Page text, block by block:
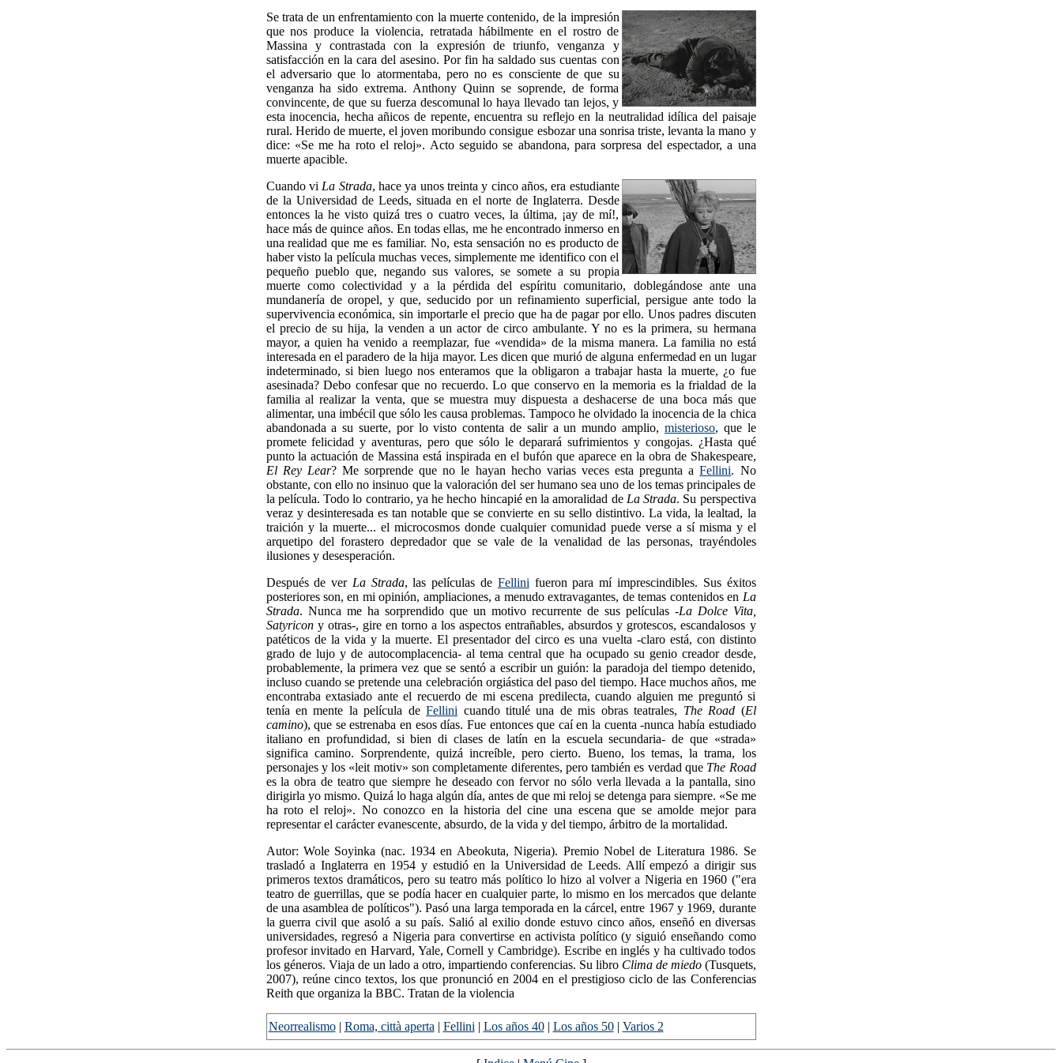
Se trata de un enfrentamiento con la muerte contenido, de la impresión
que nos produce la violencia, retratada hábilmente en el rostro de
Massina y contrastada con la expresión de triunfo, venganza y
satisfacción en la cara del asesino. Por fin ha saldado sus cuentas con
el adversario que lo atormentaba, pero no es consciente de que su
venganza ha sido extrema. Anthony Quinn se soprende, de forma
convincente, de que su fuerza descomunal lo haya llevado tan lejos, y
esta inocencia, hecha añicos de repente, encuentra su reflejo en la neutralidad idílica del paisaje
rural. Herido de muerte, el joven moribundo consigue esbozar una sonrisa triste, levanta la mano y
dice: «Se me ha roto el reloj». Acto seguido se abandona, para sorpresa del espectador, a una
muerte apacible.
Cuando vi La Strada, hace ya unos treinta y cinco años, era estudiante
de la Universidad de Leeds, situada en el norte de Inglaterra. Desde
entonces la he visto quizá tres o cuatro veces, la última, ¡ay de mí!,
hace más de quince años. En todas ellas, me he encontrado inmerso en
una realidad que me es familiar. No, esta sensación no es producto de
haber visto la película muchas veces, simplemente me identifico con el
pequeño pueblo que, negando sus valores, se somete a su propia
muerte como colectividad y a la pérdida del espíritu comunitario, doblegándose ante una
mundanería de oropel, y que, seducido por un refinamiento superficial, persigue ante todo la
supervivencia económica, sin importarle el precio que ha de pagar por ello. Unos padres discuten
el precio de su hija, la venden a un actor de circo ambulante. Y no es la primera, su hermana
mayor, a quien ha venido a reemplazar, fue «vendida» de la misma manera. La familia no está
interesada en el paradero de la hija mayor. Les dicen que murió de alguna enfermedad en un lugar
indeterminado, si bien luego nos enteramos que la obligaron a trabajar hasta la muerte, ¿o fue
asesinada? Debo confesar que no recuerdo. Lo que conservo en la memoria es la frialdad de la
familia al realizar la venta, que se muestra muy dispuesta a deshacerse de una boca más que
alimentar, una imbécil que sólo les causa problemas. Tampoco he olvidado la inocencia de la chica
abandonada a su suerte, por lo visto contenta de salir a un mundo amplio, misterioso, que le
promete felicidad y aventuras, pero que sólo le deparará sufrimientos y congojas. ¿Hasta qué
punto la actuación de Massina está inspirada en el bufón que aparece en la obra de Shakespeare,
El Rey Lear? Me sorprende que no le hayan hecho varias veces esta pregunta aFellini. No
obstante, con ello no insinuo que la valoración del ser humano sea uno de los temas principales de
la película. Todo lo contrario, ya he hecho hincapié en la amoralidad de La Strada. Su perspectiva
veraz y desinteresada es tan notable que se convierte en su sello distintivo. La vida, la lealtad, la
traición y la muerte... el microcosmos donde cualquier comunidad puede verse a sí misma y el
arquetipo del forastero depredador que se vale de la venalidad de las personas, trayéndoles
ilusiones y desesperación.
Después de ver La Strada, las películas de Fellini fueron para mí imprescindibles. Sus éxitos
posteriores son, en mi opinión, ampliaciones, a menudo extravagantes, de temas contenidos en La
Strada. Nunca me ha sorprendido que un motivo recurrente de sus películas -La Dolce Vita,
Satyricony otras-, gire en torno a los aspectos entrañables, absurdos y grotescos, escandalosos y
patéticos de la vida y la muerte. El presentador del circo es una vuelta -claro está, con distinto
grado de lujo y de autocomplacencia- al tema central que ha ocupado su genio creador desde,
probablemente, la primera vez que se sentó a escribir un guión: la paradoja del tiempo detenido,
incluso cuando se pretende una celebración orgiástica del paso del tiempo. Hace muchos años, me
encontraba extasiado ante el recuerdo de mi escena predilecta, cuando alguien me preguntó si
tenía en mente la película deFellini cuando titulé una de mis obras teatrales, The Road (El
camino), que se estrenaba en esos días. Fue entonces que caí en la cuenta -nunca había estudiado
italiano en profundidad, si bien di clases de latín en la escuela secundaria- de que «strada»
significa camino. Sorprendente, quizá increíble, pero cierto. Bueno, los temas, la trama, los
personajes y los «leit motiv» son completamente diferentes, pero también es verdad que The Road
es la obra de teatro que siempre he deseado con fervor no sólo verla llevada a la pantalla, sino
dirigirla yo mismo. Quizá lo haga algún día, antes de que mi reloj se detenga para siempre. «Se me
ha roto el reloj». No conozco en la historia del cine una escena que se amolde mejor para
representar el carácter evanescente, absurdo, de la vida y del tiempo, árbitro de la mortalidad.
Autor: Wole Soyinka (nac. 1934 en Abeokuta, Nigeria). Premio Nobel de Literatura 1986. Se
trasladó a Inglaterra en 1954 y estudió en la Universidad de Leeds. Allí empezó a dirigir sus
primeros textos dramáticos, pero su teatro más político lo hizo al volver a Nigeria en 1960 ("era
teatro de guerrillas, que se podía hacer en cualquier parte, lo mismo en los mercados que delante
de una asamblea de políticos"). Pasó una larga temporada en la cárcel, entre 1967 y 1969, durante
la guerra civil que asoló a su país. Salió al exilio donde estuvo cinco años, enseñó en diversas
universidades, regresó a Nigeria para convertirse en activista político (y siguió enseñando como
profesor invitado en Harvard, Yale, Cornell y Cambridge). Escribe en inglés y ha cultivado todos
los géneros. Viaja de un lado a otro, impartiendo conferencias. Su libro Clima de miedo(Tusquets,
2007), reúne cinco textos, los que pronunció en 2004 en el prestigioso ciclo de las Conferencias
Reith que organiza la BBC. Tratan de la violencia
Neorrealismo| Roma, città aperta | Fellini | Los años 40| Los años 50| Varios 2